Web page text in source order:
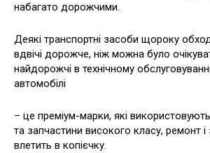
набагато дорожчими.
Деякі транспортні засоби щороку
вдвічі дорожче, ніж можна було
найдорожчі в технічному
автомобілі
– це преміум-марки, які
та запчастини високого класу, ремонт і
влетить в копієчку.